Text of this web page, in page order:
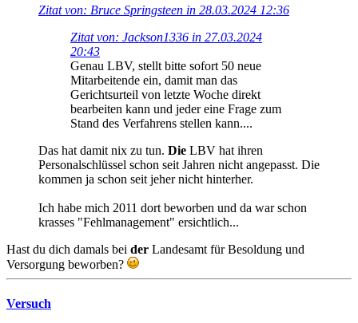
Zitat von: Bruce Springsteen in 28.03.2024 12:36
Zitat von: Jackson1336 in 27.03.2024
20:43
Genau LBV, stellt bitte sofort 50 neue
Mitarbeitende ein, damit man das
Gerichtsurteil von letzte Woche direkt
bearbeiten kann und jeder eine Frage zum
Stand des Verfahrens stellen kann....
Das hat damit nix zu tun. Die LBV hat ihren
Personalschlüssel schon seit Jahren nicht angepasst. Die
kommen ja schon seit jeher nicht hinterher.
Ich habe mich 2011 dort beworben und da war schon
krasses "Fehlmanagement" ersichtlich...
Hast du dich damals bei der Landesamt für Besoldung und
Versorgung beworben?
Versuch